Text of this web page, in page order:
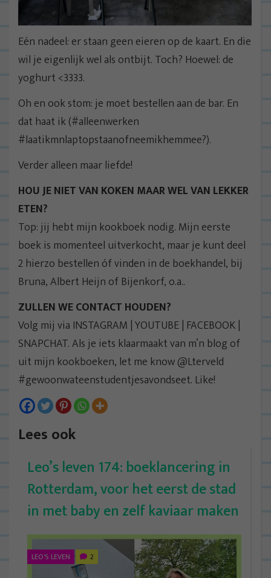
Eén nadeel: er staan geen eieren op de kaart. En die
wil je eigenlijk wel als ontbijt. Toch? Hoewel: de
yoghurt <3333.
Oh en ook stom: je moet bestellen aan de bar. En
dat haat ik (#alleenwerken
#laatikmnlaptopstaanofneemikhemmee?).
Verder alleen maar liefde!
HOU JE NIET VAN KOKEN MAAR WEL VAN LEKKER
ETEN?
Top: jij hebt mijn kookboek nodig. Mijn eerste
boek is momenteel uitverkocht, maar je kunt deel
2 hierzo bestellen óf vinden in de boekhandel, bij
Bruna, Albert Heijn of Bijenkorf, o.a..
ZULLEN WE CONTACT HOUDEN?
Volg mij via INSTAGRAM | YOUTUBE | FACEBOOK |
SNAPCHAT. Als je iets klaarmaakt van m’n blog of
uit mijn kookboeken, let me know @Lterveld
#gewoonwateenstudentjesavondseet. Like!
Lees ook
Leo’s leven 174: boeklancering in
Rotterdam, voor het eerst de stad
in met baby en zelf kaviaar maken
LEO'S LEVEN 2